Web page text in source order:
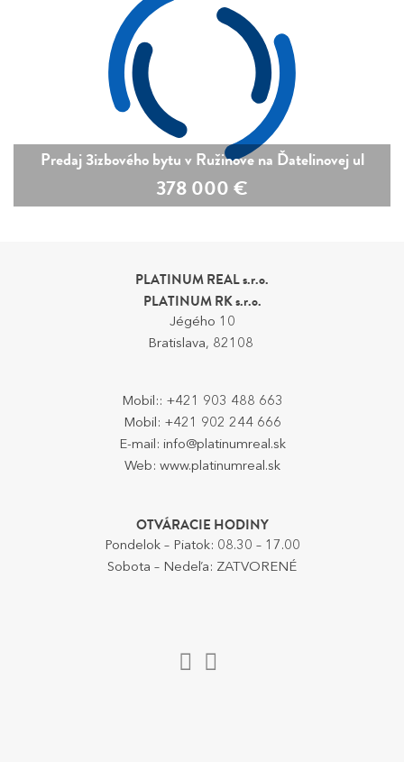
Predaj 3izbového bytu v Ružinove na Ďatelinovej ul
378 000€
PLATINUM REAL s.r.o.
PLATINUM RK s.r.o.
Jégého 10
Bratislava, 82108
Mobil:: +421 903 488 663
Mobil: +421 902 244 666
E-mail: info@platinumreal.sk
Web: www.platinumreal.sk
OTVÁRACIE HODINY
Pondelok – Piatok: 08.30 – 17.00
Sobota – Nedeľa: ZATVORENÉ